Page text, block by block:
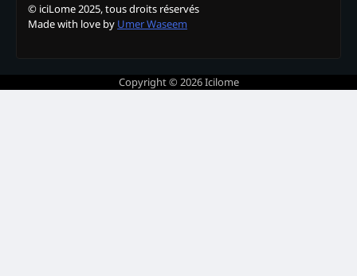
© iciLome 2025, tous droits réservés
Made with love by Umer Waseem
Copyright © 2026Icilome